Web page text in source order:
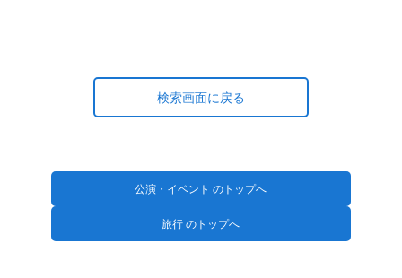
検索画面に戻る
公演・イベント のトップへ
旅行 のトップへ